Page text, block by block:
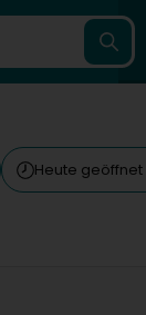
Heute geöffnet